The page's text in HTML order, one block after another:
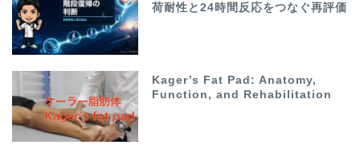
荷耐性と24時間反応をつなぐ再評価
Kager’s Fat Pad: Anatomy,
Function, and Rehabilitation